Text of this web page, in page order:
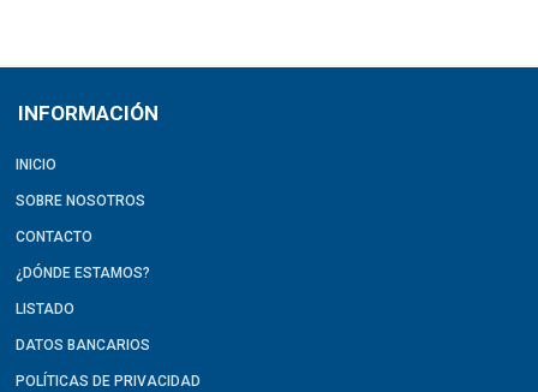
INFORMACIÓN
INICIO
SOBRE NOSOTROS
CONTACTO
¿DÓNDE ESTAMOS?
LISTADO
DATOS BANCARIOS
POLÍTICAS DE PRIVACIDAD